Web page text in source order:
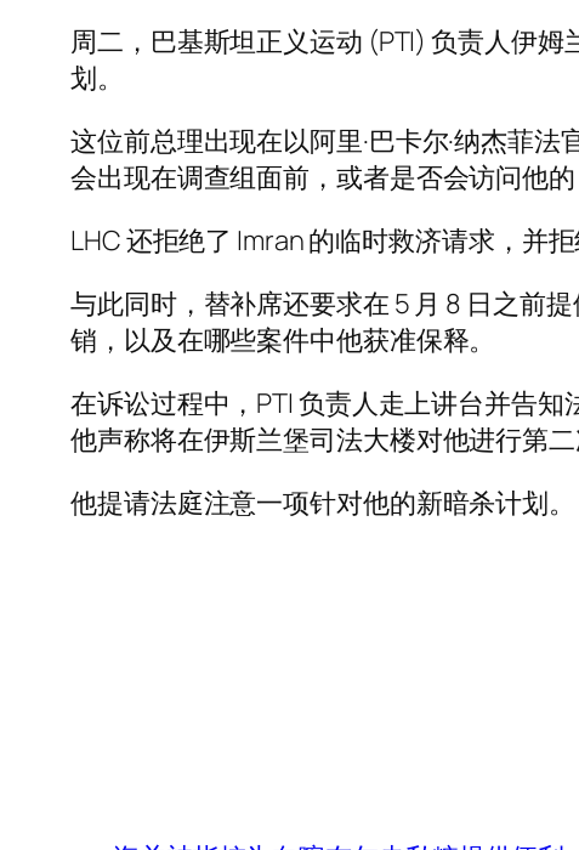
周二，巴基斯坦正义运动 (PTI) 负责人伊姆
划。
这位前总理出现在以阿里·巴卡尔·纳杰菲
会出现在调查组面前，或者是否会访问他
LHC 还拒绝了 Imran 的临时救济请求，并
与此同时，替补席还要求在 5 月 8 日之前
销，以及在哪些案件中他获准保释。
在诉讼过程中，PTI 负责人走上讲台并告
他声称将在伊斯兰堡司法大楼对他进行第
他提请法庭注意一项针对他的新暗杀计划